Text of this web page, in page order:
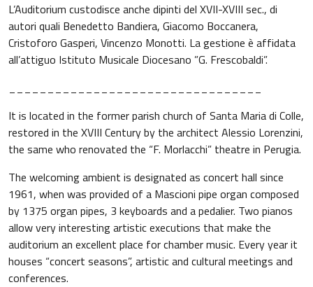
L’Auditorium custodisce anche dipinti del XVII-XVIII sec., di
autori quali Benedetto Bandiera, Giacomo Boccanera,
Cristoforo Gasperi, Vincenzo Monotti. La gestione è affidata
all’attiguo Istituto Musicale Diocesano ”G. Frescobaldi”.
It is located in the former parish church of Santa Maria di Colle,
restored in the XVIII Century by the architect Alessio Lorenzini,
the same who renovated the “F. Morlacchi” theatre in Perugia.
The welcoming ambient is designated as concert hall since
1961, when was provided of a Mascioni pipe organ composed
by 1375 organ pipes, 3 keyboards and a pedalier. Two pianos
allow very interesting artistic executions that make the
auditorium an excellent place for chamber music. Every year it
houses “concert seasons”, artistic and cultural meetings and
conferences.